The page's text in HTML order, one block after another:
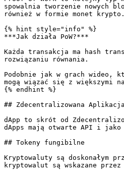
spowalnia tworzenie nowych
również w formie monet krypto.
{% hint style="info" %}
***Jak działa PoW?***
Każda transakcja ma hash
rozwiązaniu równania.
Podobnie jak w grach wideo,
mogą wiązać się z większymi
{% endhint %}
## Zdecentralizowana
dApp to skrót od
dApps mają otwarte API i jako
## Tokeny fungibilne
Kryptowaluty są doskonałym
kryptowalut są wskazane